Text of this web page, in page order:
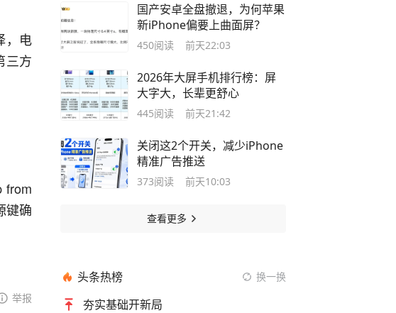
，电
三方
from
键确
举报
国产安卓全盘撤退，为何苹果
新iPhone偏要上曲面屏？
450阅读 前天22:03
2026年大屏手机排行榜：屏
大字大，长辈更舒心
445阅读 前天21:42
关闭这2个开关，减少iPhone
精准广告推送
373阅读 前天10:03
查看更多
头条热榜 换一换
夯实基础开新局